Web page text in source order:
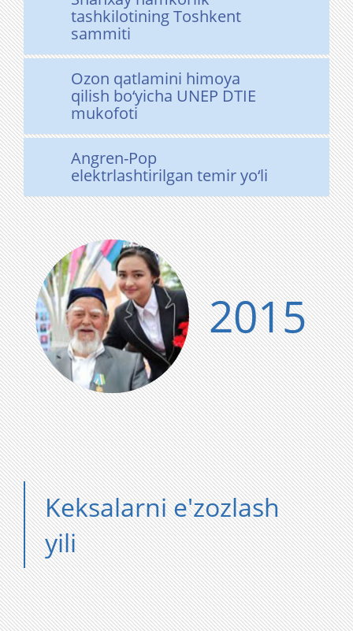
tashkilotining Toshkent
sammiti
Ozon qatlamini himoya
qilish bo‘yicha UNEP DTIE
mukofoti
Angren-Pop
elektrlashtirilgan temir yo‘li
2015
Keksalarni e'zozlash
yili